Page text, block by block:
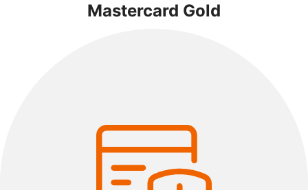
Mastercard Gold